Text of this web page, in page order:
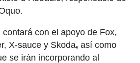
con el apoyo de Fox,
X-sauce y Skoda, así como
se irán incorporando al